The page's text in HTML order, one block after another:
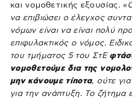
και νομοθετικής εξουσίας. «
να επιβιώσει ο έλεγχος
νόμων είναι να είναι πολύ
επιφυλακτικός ο νόμος.
του τμήματος 5 του ΣτΕ
νομοθετούμε δια της
μην κάνουμε τίποτα, ούτε
για την ανάπτυξη. Το ζήτημα